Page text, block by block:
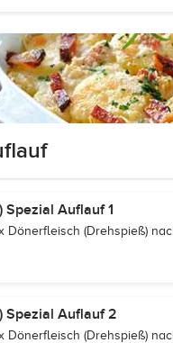
Spezial Auflauf 1
Dönerfleisch (Drehspieß)
Spezial Auflauf 2
Dönerfleisch (Drehspieß)